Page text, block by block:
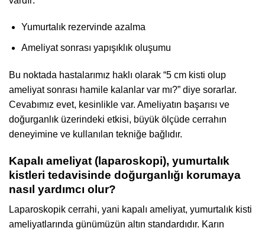
Yumurtalık rezervinde azalma
Ameliyat sonrası yapışıklık oluşumu
Bu noktada hastalarımız haklı olarak “5 cm kisti olup
ameliyat sonrası hamile kalanlar var mı?” diye sorarlar.
Cevabımız evet, kesinlikle var. Ameliyatın başarısı ve
doğurganlık üzerindeki etkisi, büyük ölçüde cerrahın
deneyimine ve kullanılan tekniğe bağlıdır.
Kapalı ameliyat (laparoskopi), yumurtalık
kistleri tedavisinde doğurganlığı korumaya
nasıl yardımcı olur?
Laparoskopik cerrahi, yani kapalı ameliyat, yumurtalık kisti
ameliyatlarında günümüzün altın standardıdır. Karın